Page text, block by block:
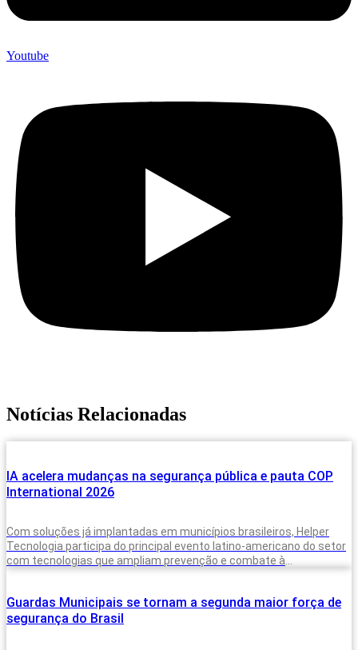
Youtube
Notícias Relacionadas
IA acelera mudanças na segurança pública e pauta COP
International 2026
Com soluções já implantadas em municípios brasileiros, Helper
Tecnologia participa do principal evento latino-americano do setor
com tecnologias que ampliam prevenção e combate à
Guardas Municipais se tornam a segunda maior força de
segurança do Brasil